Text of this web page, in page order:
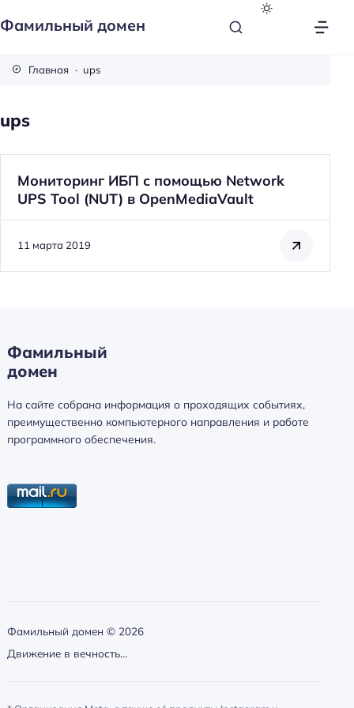
Фамильный домен
Главная ups
ups
Мониторинг ИБП с помощью Network
UPS Tool (NUT) в OpenMediaVault
11 марта 2019
Фамильный
домен
На сайте собрана информация о проходящих событиях,
преимущественно компьютерного направления и работе
программного обеспечения.
Фамильный домен © 2026
Движение в вечность…
Н
а
т
и
: